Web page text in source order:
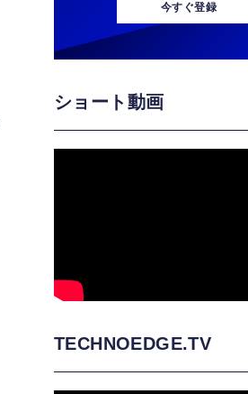
今すぐ登録
ショート動画
TECHNOEDGE.TV